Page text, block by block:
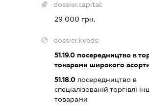
dossier.capital:
29 000 грн.
dossier.kveds:
51.19.0 посередництво в
товарами широкого
51.18.0 посередництво в
спеціалізованій торгівлі
товарами